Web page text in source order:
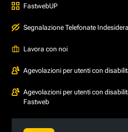
FastwebUP
Segnalazione Telefonate
Lavora con noi
Agevolazioni per utenti con
Agevolazioni per utenti con
Fastweb